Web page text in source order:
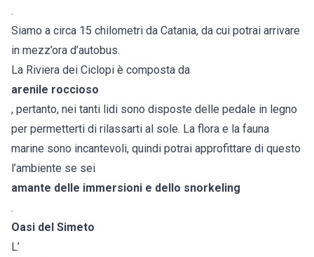
.
Siamo a circa 15 chilometri da Catania, da cui potrai arrivare
in mezz’ora d’autobus.
La Riviera dei Ciclopi è composta da
arenile roccioso
, pertanto, nei tanti lidi sono disposte delle pedale in legno
per permetterti di rilassarti al sole. La flora e la fauna
marine sono incantevoli, quindi potrai approfittare di questo
l’ambiente se sei
amante delle immersioni e dello snorkeling
.
Oasi del Simeto
L’